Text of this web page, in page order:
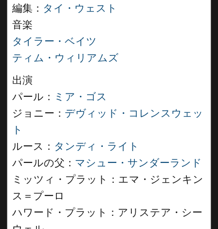
編集： タイ・ウェスト
音楽
タイラー・ベイツ
ティム・ウィリアムズ
出演
パール： ミア・ゴス
ジョニー： デヴィッド・コレンスウェッ
ト
ルース： タンディ・ライト
パールの父： マシュー・サンダーランド
ミッツィ・プラット：エマ・ジェンキン
ス＝プーロ
ハワード・プラット：アリステア・シー